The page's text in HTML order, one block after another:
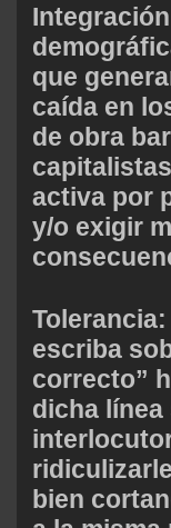
que
caída en
de obra
activa por
y/o exigir
Tolerancia:
escriba
correcto”
dicha línea
bien